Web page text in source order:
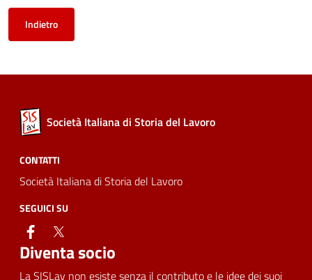
Indietro
Società Italiana di Storia del Lavoro
CONTATTI
Società Italiana di Storia del Lavoro
SEGUICI SU
facebook
Diventa socio
La SISLav non esiste senza il contributo e le idee dei suoi